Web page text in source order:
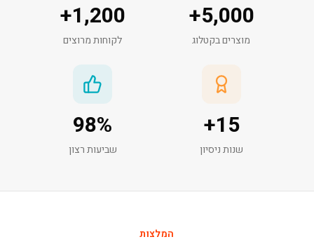
5,000
+
מוצרים בקטלוג
1,200
+
לקוחות מרוצים
15
+
שנות ניסיון
98%
שביעות רצון
המלצות